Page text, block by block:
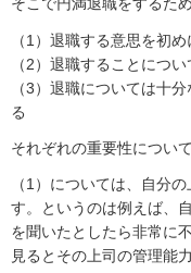
そこで円満退職をするた
（1）退職する意思を初
（2）退職することにつ
（3）退職については十
る
それぞれの重要性につい
（1）については、自分
す。というのは例えば、
を聞いたとしたら非常に
見るとその上司の管理能